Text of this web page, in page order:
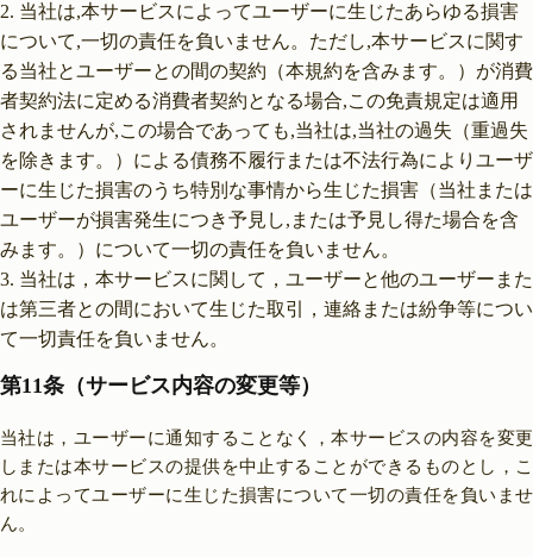
当社は,本サービスによってユーザーに生じたあらゆる損害
について,一切の責任を負いません。ただし,本サービスに関す
る当社とユーザーとの間の契約（本規約を含みます。）が消費
者契約法に定める消費者契約となる場合,この免責規定は適用
されませんが,この場合であっても,当社は,当社の過失（重過失
を除きます。）による債務不履行または不法行為によりユーザ
ーに生じた損害のうち特別な事情から生じた損害（当社または
ユーザーが損害発生につき予見し,または予見し得た場合を含
みます。）について一切の責任を負いません。
当社は，本サービスに関して，ユーザーと他のユーザーまた
は第三者との間において生じた取引，連絡または紛争等につい
て一切責任を負いません。
第11条（サービス内容の変更等）
当社は，ユーザーに通知することなく，本サービスの内容を変更
しまたは本サービスの提供を中止することができるものとし，こ
れによってユーザーに生じた損害について一切の責任を負いませ
ん。